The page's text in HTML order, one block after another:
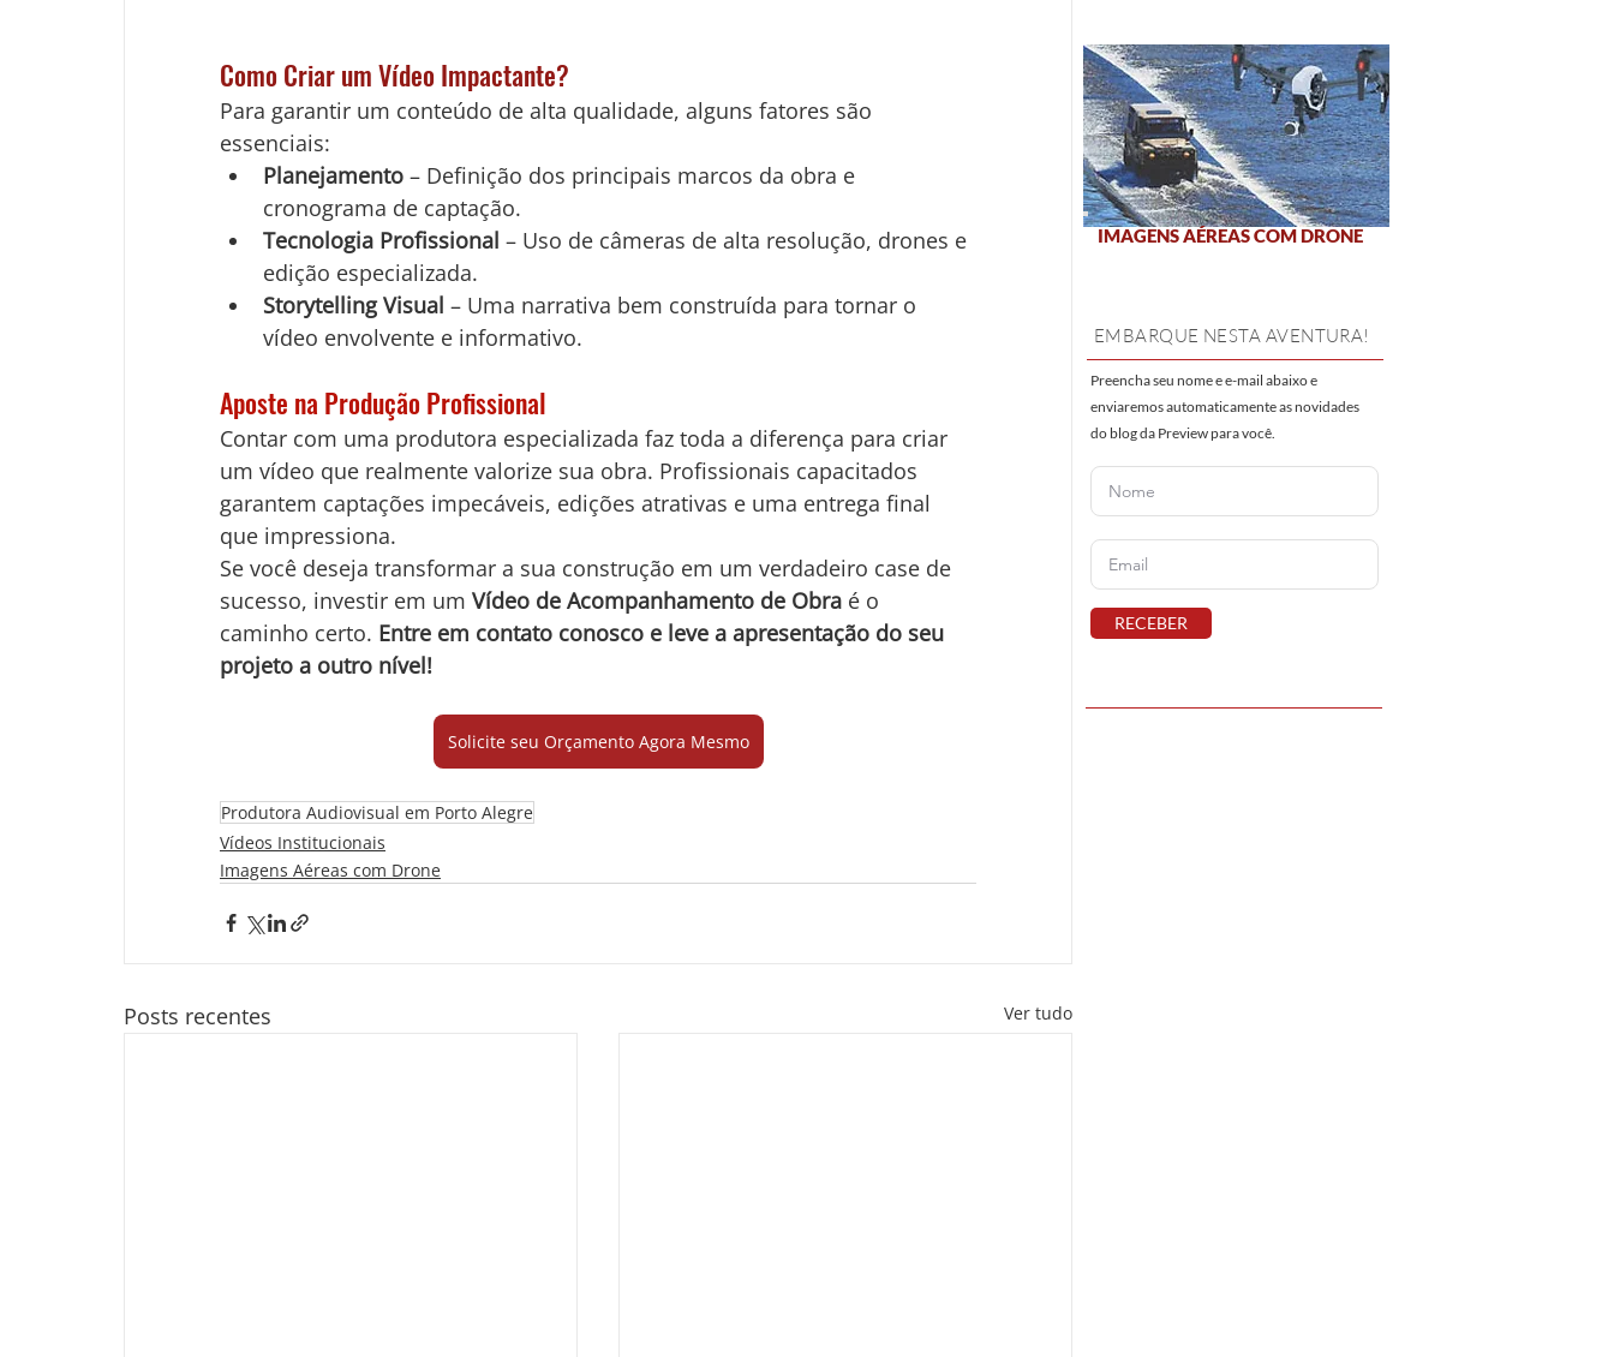
Como Criar um Vídeo Impactante?
Para garantir um conteúdo de alta qualidade, alguns fatores são
essenciais:
Planejamento – Definição dos principais marcos da obra e
cronograma de captação.
Tecnologia Profissional – Uso de câmeras de alta resolução, drones e
edição especializada.
Storytelling Visual – Uma narrativa bem construída para tornar o
vídeo envolvente e informativo.
Aposte na Produção Profissional
Contar com uma produtora especializada faz toda a diferença para criar
um vídeo que realmente valorize sua obra. Profissionais capacitados
garantem captações impecáveis, edições atrativas e uma entrega final
que impressiona.
Se você deseja transformar a sua construção em um verdadeiro case de
sucesso, investir em um Vídeo de Acompanhamento de Obra é o
caminho certo. Entre em contato conosco e leve a apresentação do seu
projeto a outro nível!
Solicite seu Orçamento Agora Mesmo
Produtora Audiovisual em Porto Alegre
Vídeos Institucionais
Imagens Aéreas com Drone
Posts recentes Ver tudo
IMAGENS AÉREAS COM DRONE
EMBARQUE NESTA AVENTURA!
Preencha seu nome e e-mail abaixo e
enviaremos automaticamente as novidades
do blog da Preview para você.
RECEBER